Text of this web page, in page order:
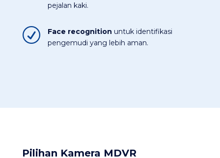
pejalan kaki.​
R Face recognition untuk identifikasi
pengemudi yang lebih aman.
Pilihan Kamera MDVR​